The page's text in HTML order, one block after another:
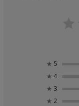
★ 5
★ 4
★ 3
★ 2